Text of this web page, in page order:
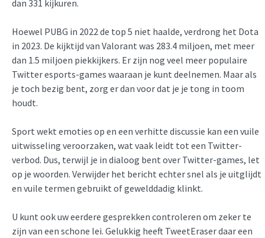
dan 331 kijkuren.
Hoewel PUBG in 2022 de top 5 niet haalde, verdrong het Dota
in 2023. De kijktijd van Valorant was 283.4 miljoen, met meer
dan 1.5 miljoen piekkijkers. Er zijn nog veel meer populaire
Twitter esports-games waaraan je kunt deelnemen. Maar als
je toch bezig bent, zorg er dan voor dat je je tong in toom
houdt.
Sport wekt emoties op en een verhitte discussie kan een vuile
uitwisseling veroorzaken, wat vaak leidt tot een Twitter-
verbod. Dus, terwijl je in dialoog bent over Twitter-games, let
op je woorden. Verwijder het bericht echter snel als je uitglijdt
en vuile termen gebruikt of gewelddadig klinkt.
U kunt ook uw eerdere gesprekken controleren om zeker te
zijn van een schone lei. Gelukkig heeft TweetEraser daar een